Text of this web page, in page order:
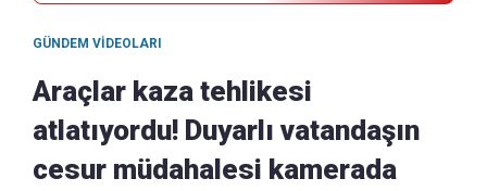
GÜNDEM VIDEOLARI
Araçlar kaza tehlikesi
atlatıyordu! Duyarlı vatandaşın
cesur müdahalesi kamerada